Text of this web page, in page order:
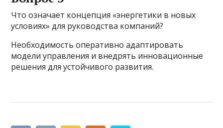
Что означает концепция «энергетики в новых
условиях» для руководства компаний?
Необходимость оперативно адаптировать
модели управления и внедрять инновационные
решения для устойчивого развития.